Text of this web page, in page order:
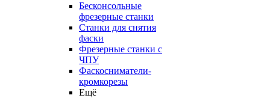
Бесконсольные
фрезерные станки
Станки для снятия
фаски
Фрезерные станки с
ЧПУ
Фаскосниматели-
кромкорезы
Ещё